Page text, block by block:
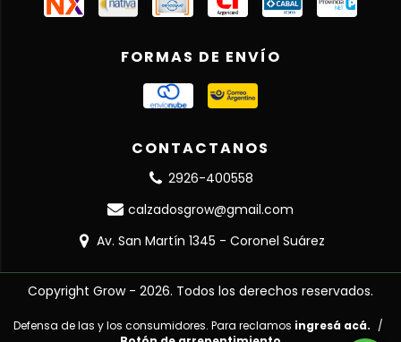
FORMAS DE ENVÍO
CONTACTANOS
2926-400558
calzadosgrow@gmail.com
Av. San Martín 1345 - Coronel Suárez
Copyright Grow - 2026. Todos los derechos reservados.
Defensa de las y los consumidores. Para reclamos ingresá acá. /